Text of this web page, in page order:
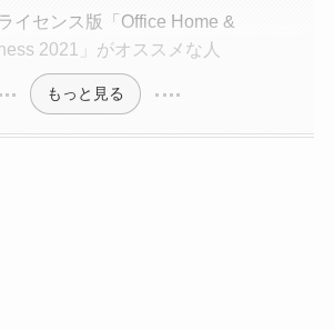
イセンス版「Office Home &
2021」がオススメな人
もっと見る